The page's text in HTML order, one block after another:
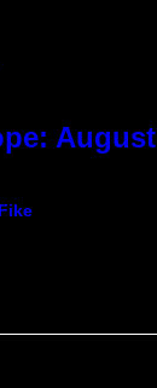
August